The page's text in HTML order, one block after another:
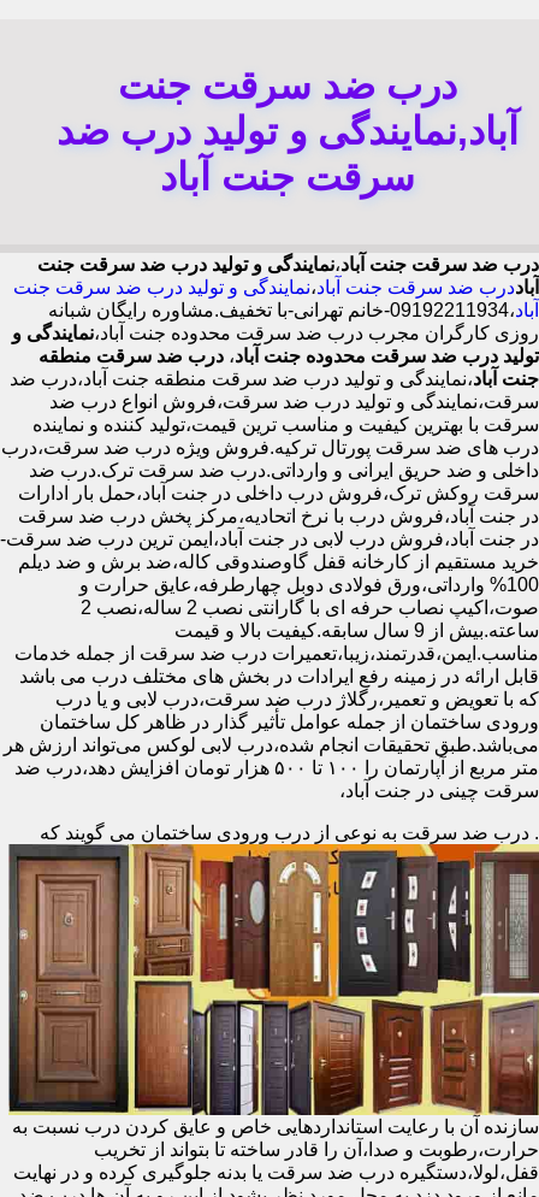
درب ضد سرقت جنت
آباد,نمایندگی و تولید درب ضد
سرقت جنت آباد
درب ضد سرقت جنت آباد،نمایندگی و تولید درب ضد سرقت جنت
آباددرب ضد سرقت جنت آباد،نمایندگی و تولید درب ضد سرقت جنت
آباد
،09192211934-خانم تهرانی-با تخفیف.مشاوره رایگان شبانه
روزی کارگران مجرب درب ضد سرقت محدوده جنت آباد،نمایندگی و
تولید درب ضد سرقت محدوده جنت آباد، درب ضد سرقت منطقه
جنت آباد،نمایندگی و تولید درب ضد سرقت منطقه جنت آباد،درب ضد
سرقت،نمایندگی و تولید درب ضد سرقت،فروش انواع درب ضد
سرقت با بهترین کیفیت و مناسب ترین قیمت،تولید کننده و نماینده
درب های ضد سرقت پورتال ترکیه.فروش ویژه درب ضد سرقت،درب
داخلی و ضد حریق ایرانی و وارداتی.درب ضد سرقت ترک.درب ضد
سرقت روکش ترک،فروش درب داخلی در جنت آباد،حمل بار ادارات
در جنت آباد،فروش درب با نرخ اتحادیه،مرکز پخش درب ضد سرقت
در جنت آباد،فروش درب لابی در جنت آباد،ایمن ترین درب ضد سرقت-
خرید مستقیم از کارخانه قفل گاوصندوقی کاله،ضد برش و ضد دیلم
100% وارداتی،ورق فولادی دوبل چهارطرفه،عایق حرارت و
صوت،اکیپ نصاب حرفه ای با گارانتی نصب 2 ساله،نصب 2
ساعته.بیش از 9 سال سابقه.کیفیت بالا و قیمت
مناسب.ایمن،قدرتمند،زیبا،تعمیرات درب ضد سرقت از جمله خدمات
قابل ارائه در زمینه رفع ایرادات در بخش های مختلف درب می باشد
که با تعویض و تعمیر،رگلاژ درب ضد سرقت،درب لابی و یا درب
ورودی ساختمان از جمله عوامل تأثیر گذار در ظاهر کل ساختمان
می‌باشد.طبق تحقیقات انجام شده،درب لابی لوکس می‌تواند ارزش هر
متر مربع از آپارتمان را ۱۰۰ تا ۵۰۰ هزار تومان افزایش دهد،درب ضد
سرقت چینی در جنت آباد،
. درب ضد سرقت به نوعی از درب ورودی ساختمان می گویند که
سازنده آن با رعایت استانداردهایی خاص و عایق کردن درب نسبت به
حرارت،رطوبت و صدا،آن را قادر ساخته تا بتواند از تخریب
قفل،لولا،دستگیره درب ضد سرقت یا بدنه جلوگیری کرده و در نهایت